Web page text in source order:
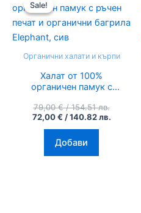
Sale!
Sale!
Органични халати и кърпи
Халат от 100%
органичен памук с
органични багрила
Elephant, сив
79,00€ / 154.51 лв.
was:
79,00 €
/
72,00€ / 140.82 лв.
е:
72,00 €
/
Добави